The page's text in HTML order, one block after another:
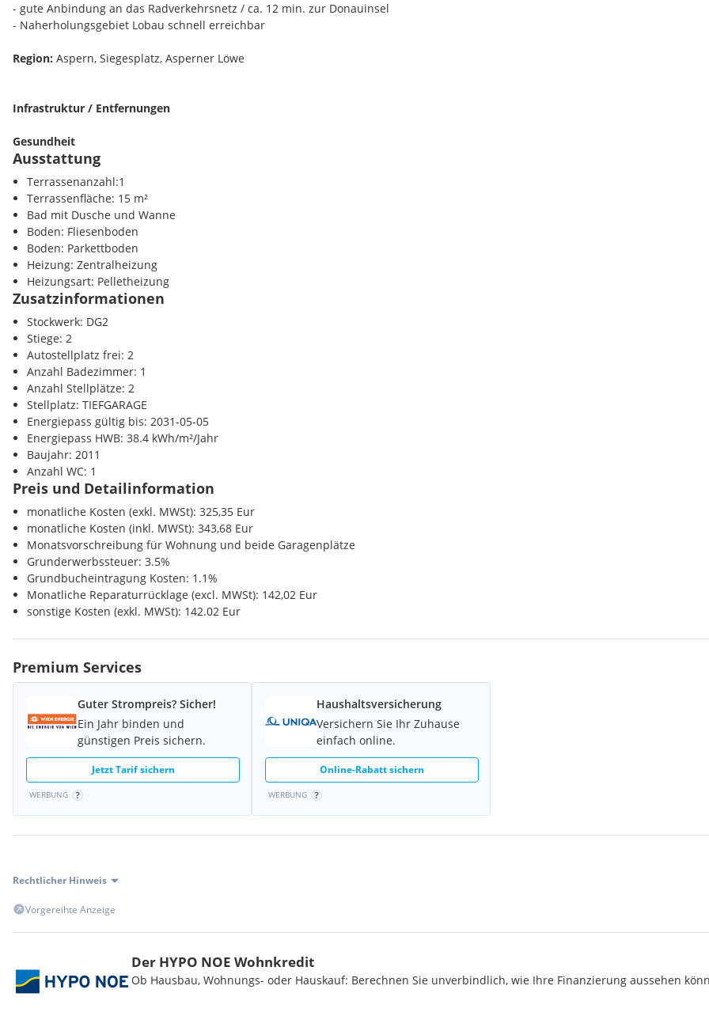
großes, helles Wohnzimmer mit Balkon/Terrasse auf Wohnebene
Niedrigenergiehaus
Garagenplätze im Haus
Der Vermittler ist als Doppelmakler tätig.
- gute Anbindung an das Radverkehrsnetz / ca. 12 min. zur Donauinsel
- Naherholungsgebiet Lobau schnell erreichbar
Region: Aspern, Siegesplatz, Asperner Löwe
Infrastruktur / Entfernungen
Gesundheit
Arzt <500m
Apotheke <500m
Klinik <1500m
Krankenhaus <2000m
Kinder / Schulen
Schule <500m
Kindergarten <500m
Universität <2000m
Höhere Schule <2000m
Nahversorgung
Supermarkt <500m
Bäckerei <500m
Einkaufszentrum <4000m
Verkehr
U-Bahn <1500m
Bahnhof <1500m
Autobahnanschluss <3500m
Sonstige
Bank <500m
Post <1500m
Polizei <1000m
Ausstattung
Terrassenanzahl:1
Terrassenfläche: 15 m²
Bad mit Dusche und Wanne
Boden: Fliesenboden
Boden: Parkettboden
Heizung: Zentralheizung
Heizungsart: Pelletheizung
Zusatzinformationen
Stockwerk: DG2
Stiege: 2
Autostellplatz frei: 2
Anzahl Badezimmer: 1
Anzahl Stellplätze: 2
Stellplatz: TIEFGARAGE
Energiepass gültig bis: 2031-05-05
Energiepass HWB: 38.4 kWh/m²/Jahr
Baujahr: 2011
Anzahl WC: 1
Preis und Detailinformation
monatliche Kosten (exkl. MWSt): 325,35 Eur
monatliche Kosten (inkl. MWSt): 343,68 Eur
Monatsvorschreibung für Wohnung und beide Garagenplätze
Grunderwerbssteuer: 3.5%
Grundbucheintragung Kosten: 1.1%
Monatliche Reparaturrücklage (excl. MWSt): 142,02 Eur
sonstige Kosten (exkl. MWSt): 142.02 Eur
Premium Services
Guter Strompreis? Sicher!
Ein Jahr binden und
günstigen Preis sichern.
Jetzt Tarif sichern
WERBUNG
Haushaltsversicherung
Versichern Sie Ihr Zuhause
einfach online.
Online-Rabatt sichern
WERBUNG
Rechtlicher Hinweis
Vorgereihte Anzeige
Der HYPO NOE Wohnkredit
Ob Hausbau, Wohnungs- oder Hauskauf: Berechnen Sie unverbindlich, wie Ihre Finanzierung aussehen